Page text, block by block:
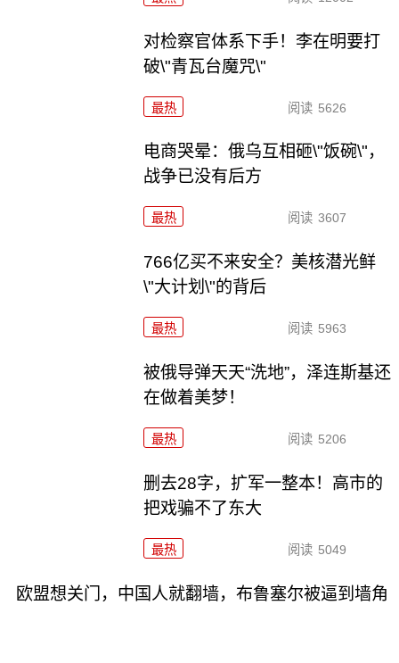
对检察官体系下手！李在明要打
破\"青瓦台魔咒\"
最热 阅读 5626
电商哭晕：俄乌互相砸\"饭碗\"，
战争已没有后方
最热 阅读 3607
766亿买不来安全？美核潜光鲜
\"大计划\"的背后
最热 阅读 5963
被俄导弹天天“洗地”，泽连斯基还
在做着美梦！
最热 阅读 5206
删去28字，扩军一整本！高市的
把戏骗不了东大
最热 阅读 5049
欧盟想关门，中国人就翻墙，布鲁塞尔被逼到墙角